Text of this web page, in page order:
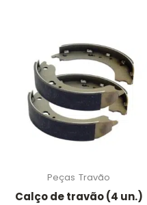
Peças Travão
Calço de travão (4 un.)